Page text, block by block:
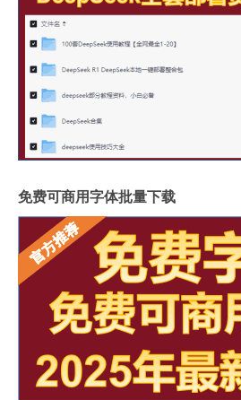
免费可商用字体批量下载